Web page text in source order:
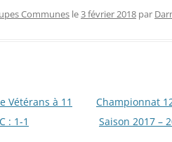
Communes le3 février 2018 par
Vétérans à 11
: 1-1
Championnat
Saison 2017 –